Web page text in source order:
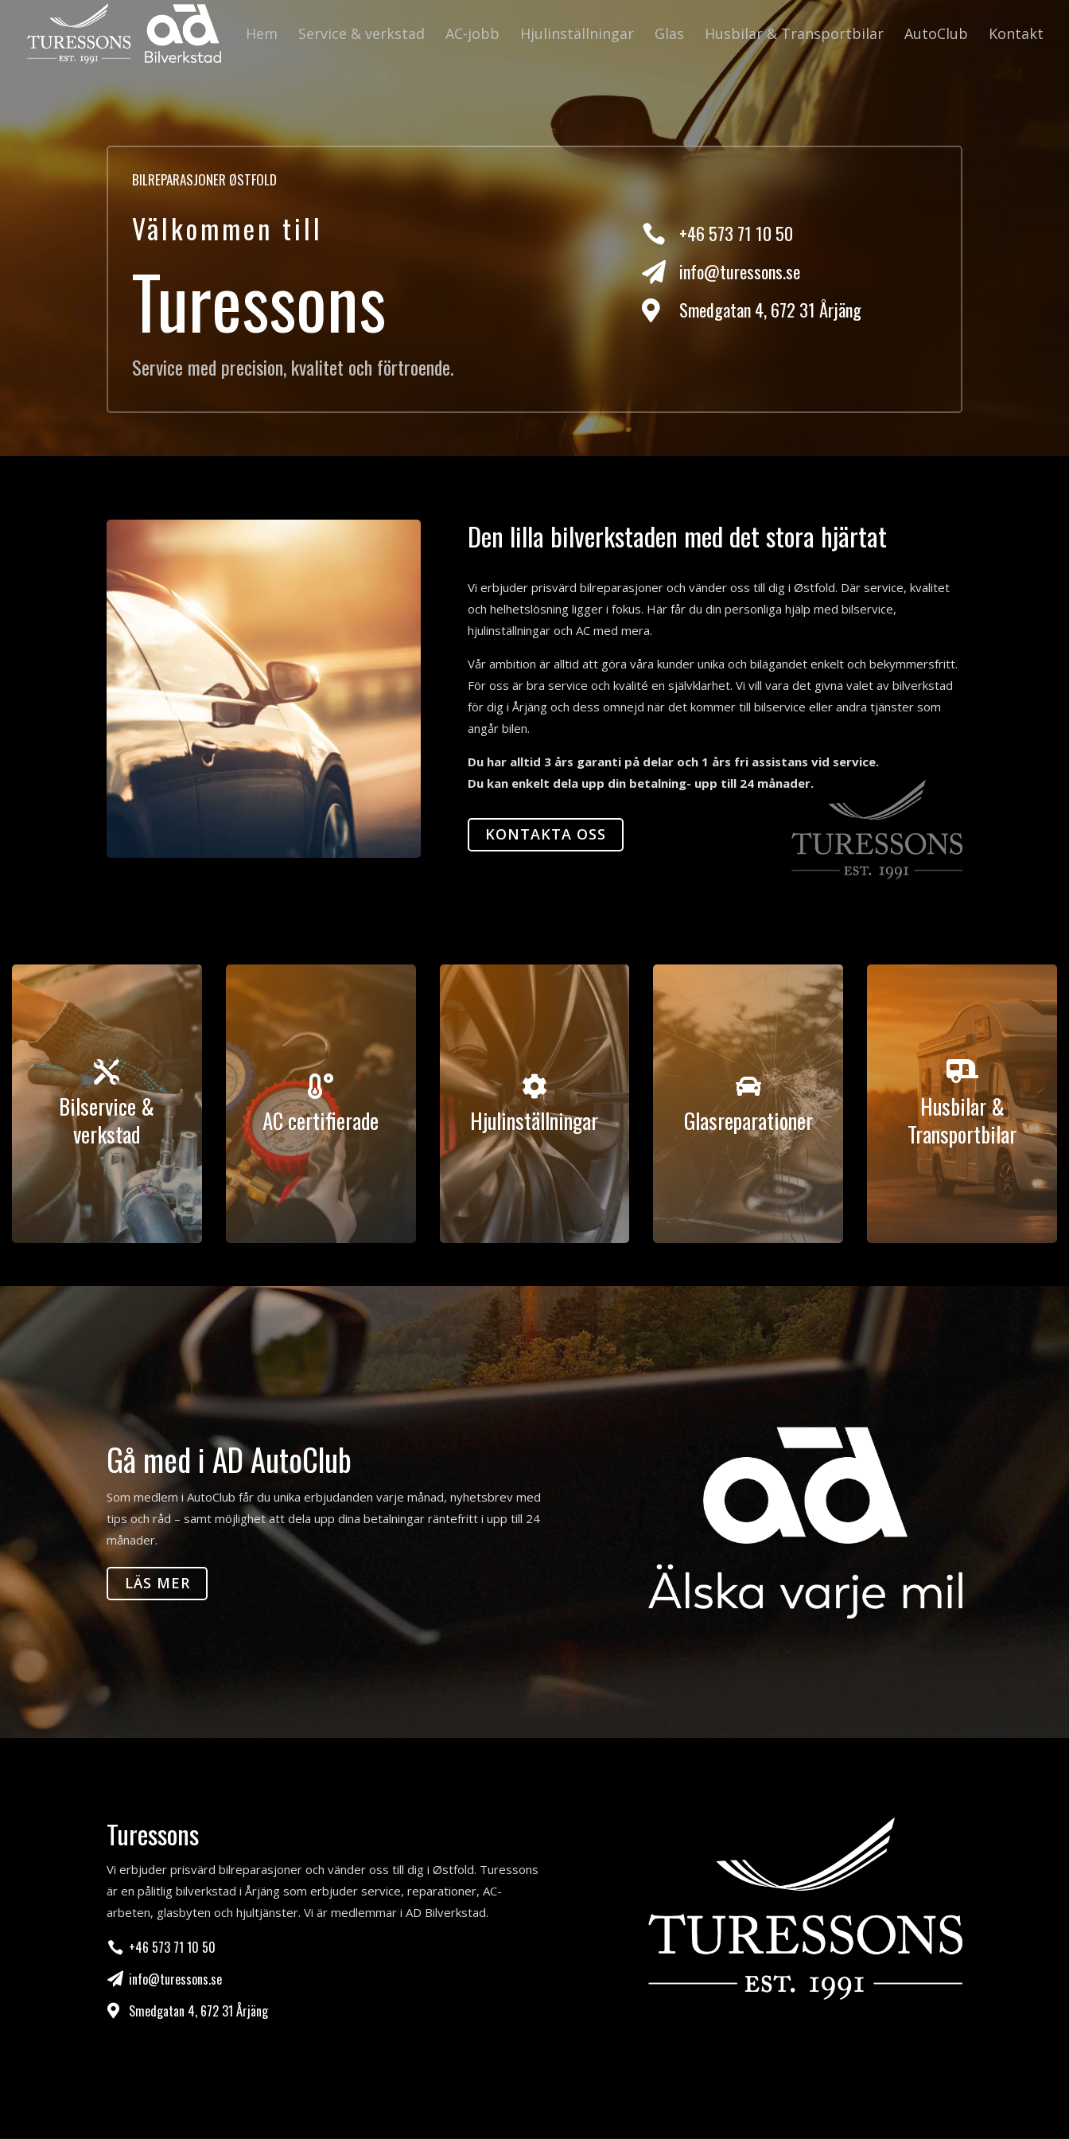
Hem Service & verkstad AC-jobb Hjulinställningar Glas Husbilar & Transportbilar AutoClub Kontakt
BILREPARASJONER ØSTFOLD
Välkommen till
Turessons
Service med precision, kvalitet och förtroende.
 +46 573 71 10 50
 info@turessons.se
 Smedgatan 4, 672 31 Årjäng
Den lilla bilverkstaden med det stora hjärtat
Vi erbjuder prisvärd bilreparasjoner och vänder oss till dig i Østfold. Där service, kvalitet
och helhetslösning ligger i fokus. Här får du din personliga hjälp med bilservice,
hjulinställningar och AC med mera.
Vår ambition är alltid att göra våra kunder unika och bilägandet enkelt och bekymmersfritt.
För oss är bra service och kvalité en självklarhet. Vi vill vara det givna valet av bilverkstad
för dig i Årjäng och dess omnejd när det kommer till bilservice eller andra tjänster som
angår bilen.
Du har alltid 3 års garanti på delar och 1 års fri assistans vid service.
Du kan enkelt dela upp din betalning- upp till 24 månader.
KONTAKTA OSS

Bilservice &
verkstad

AC certifierade

Hjulinställningar

Glasreparationer

Husbilar &
Transportbilar
Gå med i AD AutoClub
Som medlem i AutoClub får du unika erbjudanden varje månad, nyhetsbrev med
tips och råd – samt möjlighet att dela upp dina betalningar räntefritt i upp till 24
månader.
LÄS MER
Turessons
Vi erbjuder prisvärd bilreparasjoner och vänder oss till dig i Østfold. Turessons
är en pålitlig bilverkstad i Årjäng som erbjuder service, reparationer, AC-
arbeten, glasbyten och hjultjänster. Vi är medlemmar i AD Bilverkstad.
 +46 573 71 10 50
 info@turessons.se
 Smedgatan 4, 672 31 Årjäng